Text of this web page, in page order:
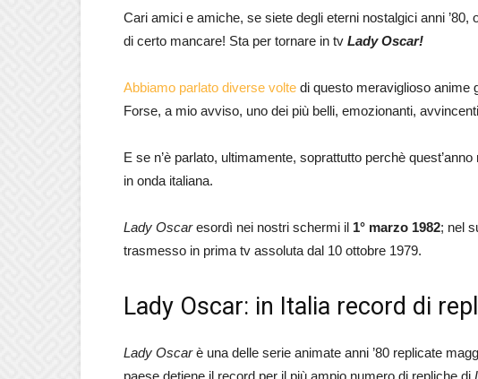
Cari amici e amiche, se siete degli eterni nostalgici anni
di certo mancare! Sta per tornare in tv Lady Oscar!
Abbiamo parlato diverse volte di questo meraviglioso anime
Forse, a mio avviso, uno dei più belli, emozionanti,
E se n’è parlato, ultimamente, soprattutto perchè quest’anno
in onda italiana.
Lady Oscaresordì nei nostri schermi il 1° marzo 1982; nel
trasmesso in prima tv assoluta dal 10 ottobre 1979.
Lady Oscar: in Italia record di
Lady Oscarè una delle serie animate anni ’80 replicate
paese detiene il record per il più ampio numero di repliche di